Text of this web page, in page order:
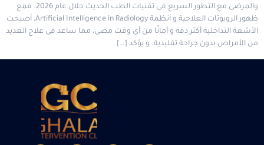
والمرضى مع التطور السريع فى تقنيات الطب الحديث خلال عام 2026. فمع
ظهور الروبوتات العلاجية و أنظمة Artificial Intelligence in Radiology، أصبحت
الأشعة التداخلية أكثر دقة و أمانًا من أى وقت مضى، مما ساعد فى علاج العديد
من الأمراض بدون جراحة تقليدية. و يؤكد […]